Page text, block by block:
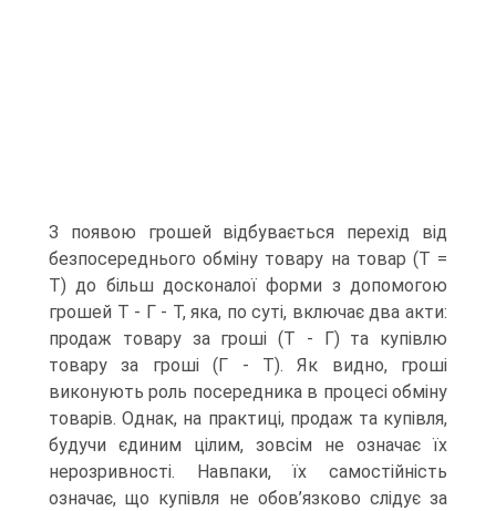
З появою грошей відбувається перехід від
безпосереднього обміну товару на товар (Т =
Т) до більш досконалої форми з допомогою
грошей Т - Г - Т, яка, по суті, включає два акти:
продаж товару за гроші (Т - Г) та купівлю
товару за гроші (Г - Т). Як видно, гроші
виконують роль посередника в процесі обміну
товарів. Однак, на практиці, продаж та купівля,
будучи єдиним цілим, зовсім не означає їх
нерозривності. Навпаки, їх самостійність
означає, що купівля не обов’язково слідує за